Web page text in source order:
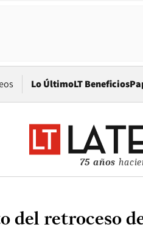
Lo ÚltimoLT Beneficios
75 años
del retroceso